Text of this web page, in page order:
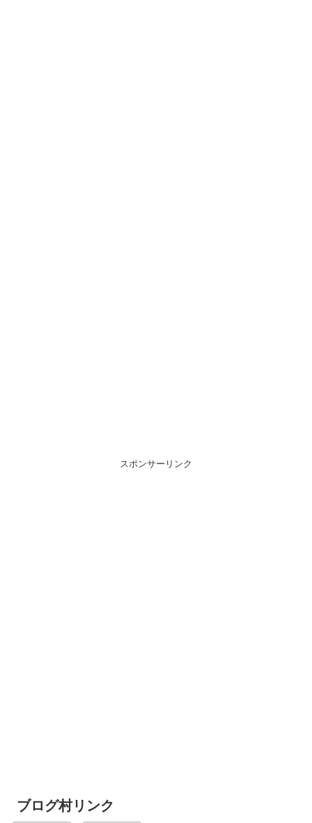
スポンサーリンク
ブログ村リンク